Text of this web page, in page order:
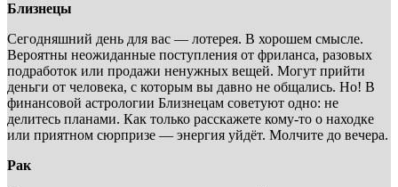
Близнецы
Сегодняшний день для вас — лотерея. В хорошем смысле.
Вероятны неожиданные поступления от фриланса, разовых
подработок или продажи ненужных вещей. Могут прийти
деньги от человека, с которым вы давно не общались. Но! В
финансовой астрологии Близнецам советуют одно: не
делитесь планами. Как только расскажете кому-то о находке
или приятном сюрпризе — энергия уйдёт. Молчите до вечера.
Рак